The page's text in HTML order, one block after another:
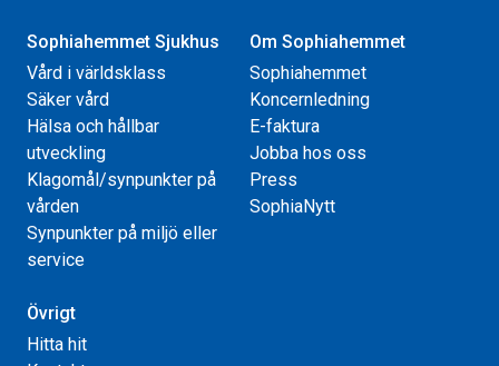
Sophiahemmet Sjukhus
Vård i världsklass
Säker vård
Hälsa och hållbar
utveckling
Klagomål/synpunkter på
vården
Synpunkter på miljö eller
service
Om Sophiahemmet
Sophiahemmet
Koncernledning
E-faktura
Jobba hos oss
Press
SophiaNytt
Övrigt
Hitta hit